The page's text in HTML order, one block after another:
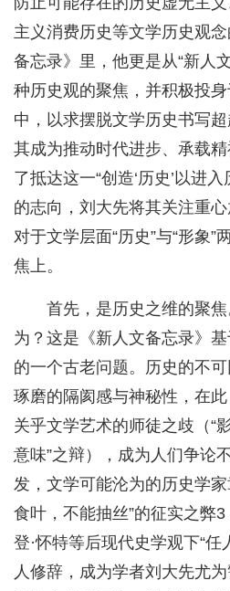
主义消费历史等文学历史观
备忘录》里，他更是从“新人
种历史观的聚焦，并积极投
中，以求摆脱文学历史书写
其成为推动时代进步、承载
了抵达这一“创造‘历史’以进入
的志向，刘大先将其关注重心
对于文学层面“历史”与“形象”
焦上。
首先，是历史之维的聚
为？这是《新人文备忘录》
的一个古老问题。历史的不
琢磨的隔阂感与神秘性，在
关乎文学艺术的师徒之歧（“
意味”之辩），成为人们争论
发，文学可能沦为的历史学
食叶，不能抽丝”的征实之弊
登·怀特等后现代史学观下“任
人修辞，成为学者刘大先尤